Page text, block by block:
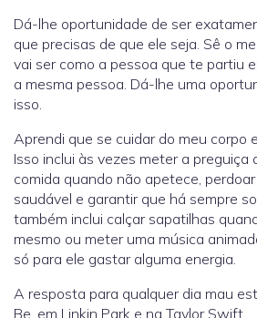
Dá-lhe oportunidade de ser
que precisas de que ele seja. Sê o
vai ser como a pessoa que te partiu
a mesma pessoa. Dá-lhe uma
isso.
Aprendi que se cuidar do meu corpo
Isso inclui às vezes meter a preguiça
comida quando não apetece,
saudável e garantir que há sempre
também inclui calçar sapatilhas
mesmo ou meter uma música
só para ele gastar alguma energia.
A resposta para qualquer dia mau
Be, em Linkin Park e na Taylor Swift.